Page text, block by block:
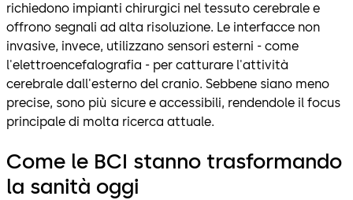
richiedono impianti chirurgici nel tessuto cerebrale e
offrono segnali ad alta risoluzione. Le interfacce non
invasive, invece, utilizzano sensori esterni - come
l'elettroencefalografia - per catturare l'attività
cerebrale dall'esterno del cranio. Sebbene siano meno
precise, sono più sicure e accessibili, rendendole il focus
principale di molta ricerca attuale.
Come le BCI stanno trasformando
la sanità oggi